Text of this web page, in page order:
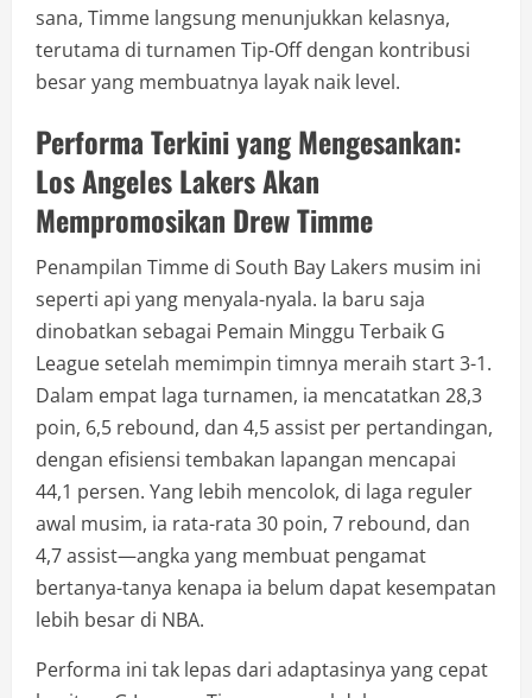
sana, Timme langsung menunjukkan kelasnya,
terutama di turnamen Tip-Off dengan kontribusi
besar yang membuatnya layak naik level.
Performa Terkini yang Mengesankan:
Los Angeles Lakers Akan
Mempromosikan Drew Timme
Penampilan Timme di South Bay Lakers musim ini
seperti api yang menyala-nyala. Ia baru saja
dinobatkan sebagai Pemain Minggu Terbaik G
League setelah memimpin timnya meraih start 3-1.
Dalam empat laga turnamen, ia mencatatkan 28,3
poin, 6,5 rebound, dan 4,5 assist per pertandingan,
dengan efisiensi tembakan lapangan mencapai
44,1 persen. Yang lebih mencolok, di laga reguler
awal musim, ia rata-rata 30 poin, 7 rebound, dan
4,7 assist—angka yang membuat pengamat
bertanya-tanya kenapa ia belum dapat kesempatan
lebih besar di NBA.
Performa ini tak lepas dari adaptasinya yang cepat